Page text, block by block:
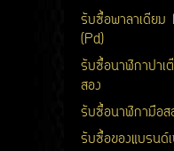
รับซื้อพาลาเดียม
(Pd)
รับซื้อนาฬิกาปา
สอง
รับซื้อนาฬิกามือส
รับซื้อของแบรนด์